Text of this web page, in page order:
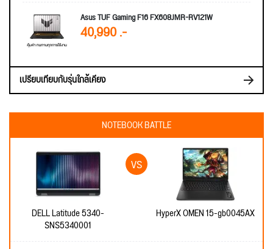
Asus TUF Gaming F16 FX608JMR-RV121W
40,990 .-
เปรียบเทียบกับรุ่นใกล้เคียง
NOTEBOOK BATTLE
DELL Latitude 5340-
SNS5340001
HyperX OMEN 15-gb0045AX